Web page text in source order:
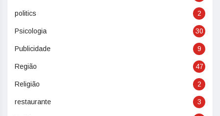
politics 2
Psicologia 30
Publicidade 9
Região 47
Religião 2
restaurante 3